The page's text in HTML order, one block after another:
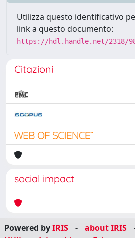
Utilizza questo identificativo
link a questo documento:
https://hdl.handle.net/2318/
Citazioni
social impact
Powered byIRIS - about IRIS